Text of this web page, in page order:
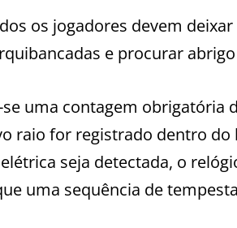
os jogadores devem
e procurar
uma contagem obrigatória
raio for registrado dentro
seja detectada, o
uma sequência de